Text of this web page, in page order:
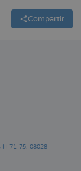
Compartir
III 71-75. 08028